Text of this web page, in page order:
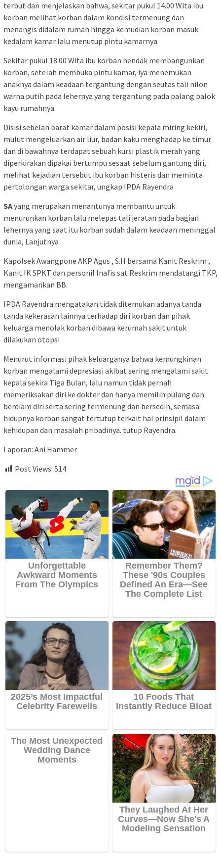
terbut dan menjelaskan bahwa, sekitar pukul 14.00 Wita ibu
korban melihat korban dalam kondisi termenung dan
menangis didalam rumah hingga kemudian korban masuk
kedalam kamar lalu menutup pintu kamarnya
Sekitar pukul 18.00 Wita ibu korban hendak membangunkan
korban, setelah membuka pintu kamar, iya menemukan
anaknya dalam keadaan tergantung dengan seutas tali nilon
warna putih pada lehernya yang tergantung pada palang balok
kayu rumahnya.
Disisi sebelah barat kamar dalam posisi kepala miring kekiri,
mulut mengeluarkan air liur, badan kaku menghadap ke timur
dan di bawahnya terdapat sebuah kursi plastik merah yang
diperkirakan dipakai bertumpu sesaat sebelum gantung diri,
melihat kejadian tersebut ibu korban histeris dan meminta
pertolongan warga sekitar, ungkap IPDA Rayendra
SAyang merupakan menantunya membantu untuk
menurunkan korban lalu melepas tali jeratan pada bagian
lehernya yang saat itu korban sudah dalam keadaan meninggal
dunia, Lanjutnya
Kapolsek Awangpone AKP Agus , S.H bersama Kanit Reskrim ,
Kanit IK SPKT dan personil Inafis sat Reskrim mendatangi TKP,
mengamankan BB.
IPDA Rayendra mengatakan tidak ditemukan adanya tanda
tanda kekerasan lainnya terhadap diri korban dan pihak
keluarga menolak korban dibawa kerumah sakit untuk
dilakukan otopsi
Menurut informasi pihak keluarganya bahwa kemungkinan
korban mengalami depresiasi akibat sering mengalami sakit
kepala sekira Tiga Bulan, lalu namun tidak pernah
memeriksakan diri ke dokter dan hanya memilih pulang dan
berdiam diri serta sering termenung dan bersedih, semasa
hidupnya korban sangat tertutup terkait hal prinsipil dalam
kehidupan dan masalah pribadinya. tutup Rayendra.
Laporan: Ani Hammer
Post Views: 514